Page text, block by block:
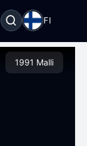
FI
1991 Malli